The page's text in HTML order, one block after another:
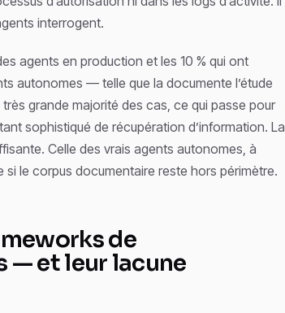
interrogent.
agents en production et les 10 % qui ont
autonomes — telle que la documente l’étude
grande majorité des cas, ce qui passe pour
sophistiqué de récupération d’information. La
Celle des vrais agents autonomes, à
si le corpus documentaire reste hors périmètre.
de
— et leur lacune